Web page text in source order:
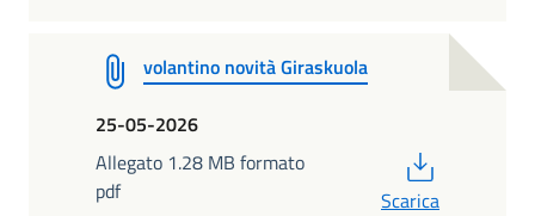
volantino novità Giraskuola
25-05-2026
Allegato 1.28 MB formato
pdf
Scarica